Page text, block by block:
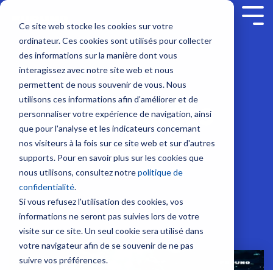
Ce site web stocke les cookies sur votre
ordinateur. Ces cookies sont utilisés pour collecter
des informations sur la manière dont vous
interagissez avec notre site web et nous
permettent de nous souvenir de vous. Nous
utilisons ces informations afin d'améliorer et de
personnaliser votre expérience de navigation, ainsi
que pour l'analyse et les indicateurs concernant
nos visiteurs à la fois sur ce site web et sur d'autres
supports. Pour en savoir plus sur les cookies que
nous utilisons, consultez notrepolitique de
confidentialité.
Si vous refusez l'utilisation des cookies, vos
informations ne seront pas suivies lors de votre
visite sur ce site. Un seul cookie sera utilisé dans
votre navigateur afin de se souvenir de ne pas
suivre vos préférences.
Skip
main
content.
Sondeurs et Sonars
Sondeurs
Modules
NavNet
et
TIMEZERO
Sonars
pour
la
pêche
Combinés multifonction
NavNet
TZtouch
GP1971F
et
GP1871F
Accessoires
NavNet
Positionnement et Cartographie
GPS
Communication et
Radio
VHF
Antennes
VHF
Radio
BLU
Système
Iridium
Système
BNWAS
Service sur mesure
Contrat de maintenance SBM
Interventions à bord
Support et Suivi à distance
Class surveys
Atelier et Etudes R & D
Formation sur
mesure
NavSkills Online
Centre de formation
Formation ECDIS CBT
Programme Furuno
Sur nous
Société
Emploi
Partenaires
Contenus
Nouveautés
Furuno Academy
Monde Furuno
Furuno France
- Décembre
SUPPORT
Nous contacter
Tarifs et Catalogues
Trouver un revendeur
Enregistrer un produit
Programmation de balise
Nouveautés
ABONNEZ-VOUS !